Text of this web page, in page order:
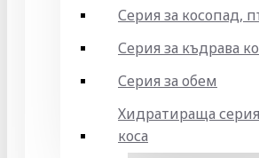
Серия за косопад,
Серия за къдрава
Серия за обем
Хидратираща серия
коса